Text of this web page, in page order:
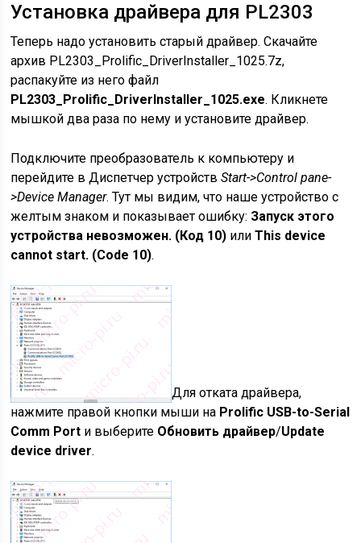
Установка драйвера для PL2303
Теперь надо установить старый драйвер. Скачайте
архив PL2303_Prolific_DriverInstaller_1025.7z,
распакуйте из него файл
PL2303_Prolific_DriverInstaller_1025.exe. Кликнете
мышкой два раза по нему и установите драйвер.
Подключите преобразователь к компьютеру и
перейдите в Диспетчер устройствStart->Control pane-
>Device Manager. Тут мы видим, что наше устройство с
желтым знаком и показывает ошибку: Запуск этого
устройства невозможен. (Код 10) илиThis device
cannot start. (Code 10).
Для отката драйвера,
нажмите правой кнопки мыши на Prolific USB-to-Serial
Comm Port и выберите Обновить драйвер/Update
device driver.